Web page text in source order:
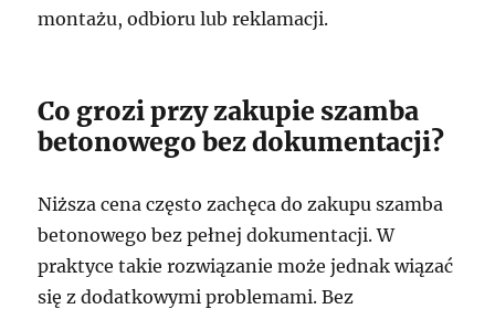
montażu, odbioru lub reklamacji.
Co grozi przy zakupie szamba
betonowego bez dokumentacji?
Niższa cena często zachęca do zakupu szamba
betonowego bez pełnej dokumentacji. W
praktyce takie rozwiązanie może jednak wiązać
się z dodatkowymi problemami. Bez